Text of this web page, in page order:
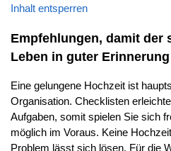
Inhalt entsperren
Empfehlungen, damit der
Leben in guter
Eine gelungene Hochzeit ist
Organisation. Checklisten
Aufgaben, somit spielen Sie sich
möglich im Voraus. Keine
Problem lässt sich lösen. Für die